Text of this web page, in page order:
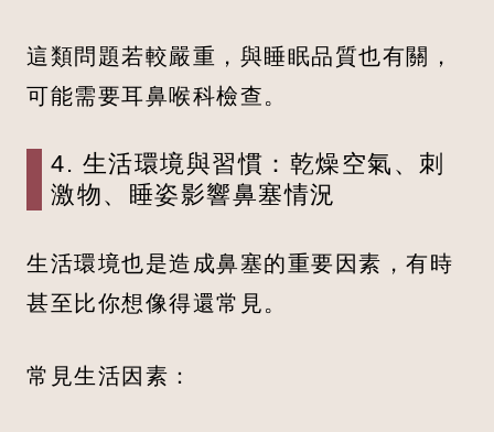
這類問題若較嚴重，與睡眠品質也有關，
可能需要耳鼻喉科檢查。
4. 生活環境與習慣：乾燥空氣、刺
激物、睡姿影響鼻塞情況
生活環境也是造成鼻塞的重要因素，有時
甚至比你想像得還常見。
常見生活因素：